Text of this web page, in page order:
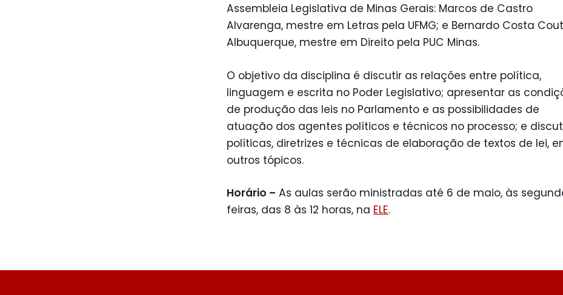
Assembleia Legislativa de Minas Gerais: Marcos de Castro
Alvarenga, mestre em Letras pela UFMG; e Bernardo Costa
Albuquerque, mestre em Direito pela PUC Minas.
O objetivo da disciplina é discutir as relações entre política,
linguagem e escrita no Poder Legislativo; apresentar as
de produção das leis no Parlamento e as possibilidades de
atuação dos agentes políticos e técnicos no processo; e
políticas, diretrizes e técnicas de elaboração de textos de lei,
outros tópicos.
Horário – As aulas serão ministradas até 6 de maio, às
feiras, das 8 às 12 horas, na ELE.